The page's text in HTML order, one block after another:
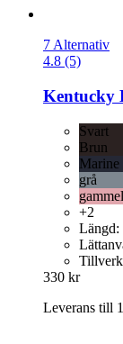
7 Alternativ
4.8 (5)
Kentucky
Svart
Brun
Marine
grå
+2
Längd:
330 kr
Leverans till